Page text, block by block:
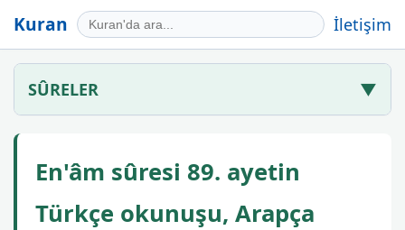
Kuran İletişim
SÛRELER ▼
En'âm sûresi 89. ayetin
Türkçe okunuşu, Arapça